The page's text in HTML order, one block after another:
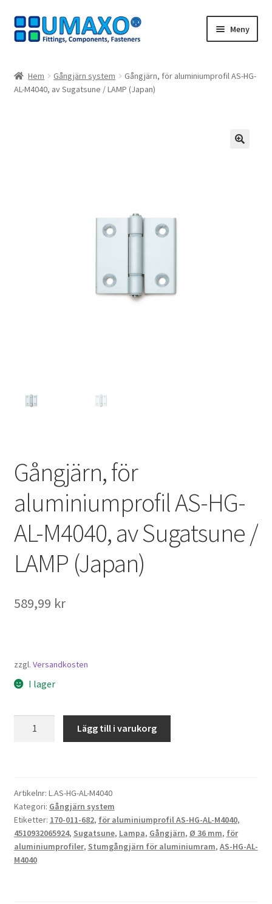
Hoppa
till
Hoppa
till
Meny
Avbeställning
Hem Gångjärn system
Gångjärn, för aluminiumprofil AS-HG-
AL-M4040, av Sugatsune / LAMP (Japan)
Gångjärn, för
aluminiumprofil AS-HG-
AL-M4040, av Sugatsune /
LAMP (Japan)
589,99 kr
zzgl. Versandkosten
I lager
AL-
M4040,
av
Sugatsune
/
Lägg till i varukorg
Artikelnr: L.AS-HG-AL-M4040
Kategori: Gångjärn system
Etiketter: 170-011-682, för aluminiumprofil AS-HG-AL-M4040,
4510932065924, Sugatsune, Lampa, Gångjärn, Ø 36 mm, för
aluminiumprofiler, Stumgångjärn för aluminiumram, AS-HG-AL-
M4040